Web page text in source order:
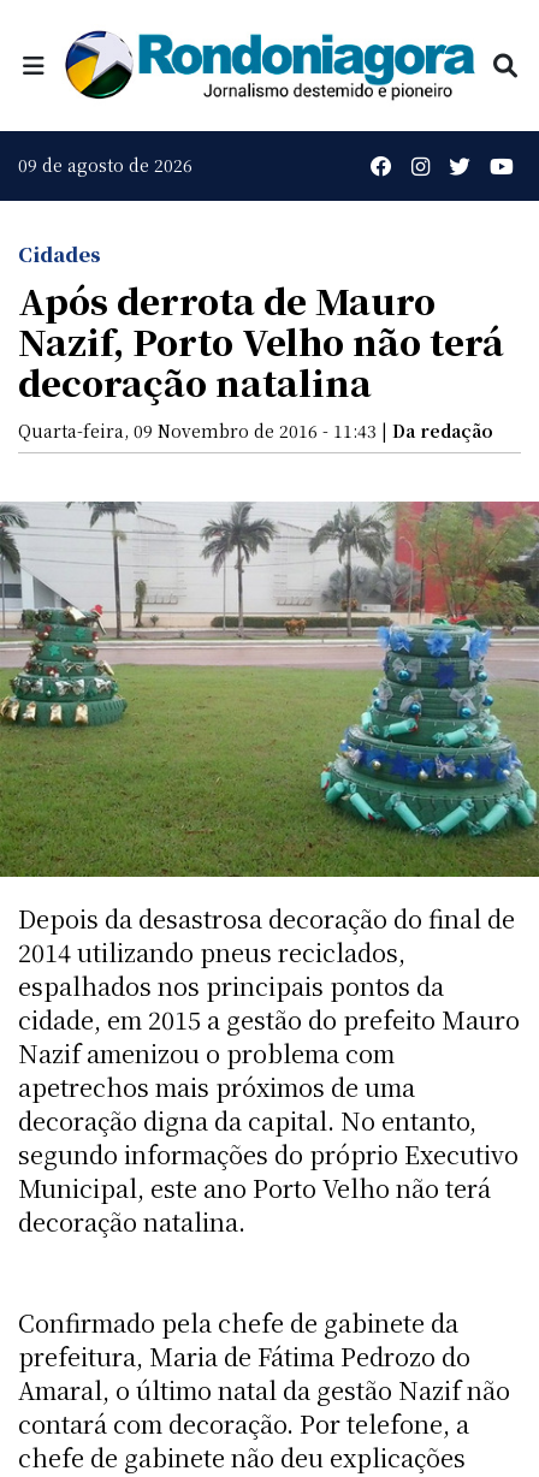
09 de agosto de 2026
Cidades
Após derrota de Mauro
Nazif, Porto Velho não terá
decoração natalina
Quarta-feira, 09 Novembro de 2016 - 11:43 | Da redação
Depois da desastrosa decoração do final de
2014 utilizando pneus reciclados,
espalhados nos principais pontos da
cidade, em 2015 a gestão do prefeito Mauro
Nazif amenizou o problema com
apetrechos mais próximos de uma
decoração digna da capital. No entanto,
segundo informações do próprio Executivo
Municipal, este ano Porto Velho não terá
decoração natalina.
Confirmado pela chefe de gabinete da
prefeitura, Maria de Fátima Pedrozo do
Amaral, o último natal da gestão Nazif não
contará com decoração. Por telefone, a
chefe de gabinete não deu explicações